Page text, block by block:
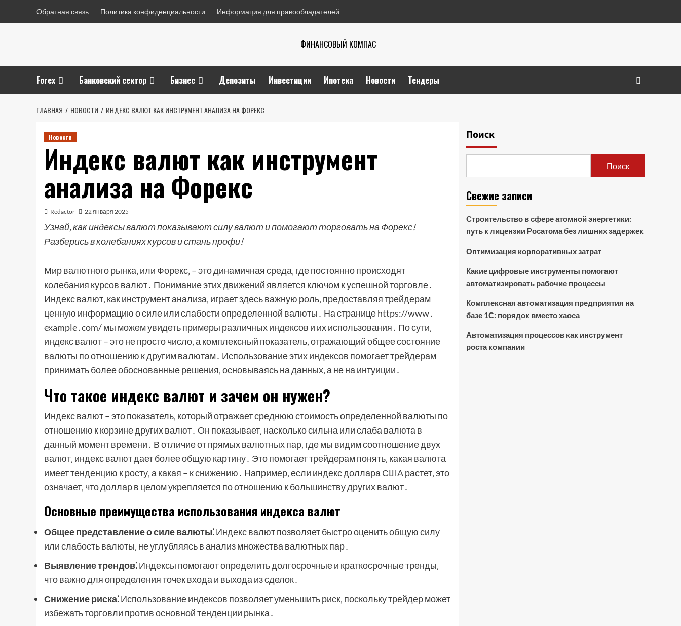
Обратная связь Политика конфиденциальности Информация для правообладателей
ФИНАНСОВЫЙ КОМПАС
Forex Банковский сектор Бизнес Депозиты Инвестиции Ипотека Новости Тендеры
ГЛАВНАЯ НОВОСТИ ИНДЕКС ВАЛЮТ КАК ИНСТРУМЕНТ АНАЛИЗА НА ФОРЕКС
Новости
Индекс валют как инструмент
анализа на Форекс
Redactor 22 января 2025
Узнай, как индексы валют показывают силу валют и помогают торговать на Форекс!
Разберись в колебаниях курсов и стань профи!
Мир валютного рынка‚ или Форекс‚ – это динамичная среда‚ где постоянно происходят
колебания курсов валют․ Понимание этих движений является ключом к успешной торговле․
Индекс валют‚ как инструмент анализа‚ играет здесь важную роль‚ предоставляя трейдерам
ценную информацию о силе или слабости определенной валюты․ На странице https://www․
example․com/ мы можем увидеть примеры различных индексов и их использования․ По сути‚
индекс валют – это не просто число‚ а комплексный показатель‚ отражающий общее состояние
валюты по отношению к другим валютам․ Использование этих индексов помогает трейдерам
принимать более обоснованные решения‚ основываясь на данных‚ а не на интуиции․
Что такое индекс валют и зачем он нужен?
Индекс валют – это показатель‚ который отражает среднюю стоимость определенной валюты по
отношению к корзине других валют․ Он показывает‚ насколько сильна или слаба валюта в
данный момент времени․ В отличие от прямых валютных пар‚ где мы видим соотношение двух
валют‚ индекс валют дает более общую картину․ Это помогает трейдерам понять‚ какая валюта
имеет тенденцию к росту‚ а какая – к снижению․ Например‚ если индекс доллара США растет‚ это
означает‚ что доллар в целом укрепляется по отношению к большинству других валют․
Основные преимущества использования индекса валют
Общее представление о силе валюты⁚Индекс валют позволяет быстро оценить общую силу
или слабость валюты‚ не углубляясь в анализ множества валютных пар․
Выявление трендов⁚Индексы помогают определить долгосрочные и краткосрочные тренды‚
что важно для определения точек входа и выхода из сделок․
Снижение риска⁚Использование индексов позволяет уменьшить риск‚ поскольку трейдер может
избежать торговли против основной тенденции рынка․
Поиск
Поиск
Свежие записи
Строительство в сфере атомной энергетики:
путь к лицензии Росатома без лишних задержек
Оптимизация корпоративных затрат
Какие цифровые инструменты помогают
автоматизировать рабочие процессы
Комплексная автоматизация предприятия на
базе 1С: порядок вместо хаоса
Автоматизация процессов как инструмент
роста компании